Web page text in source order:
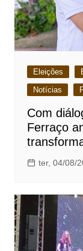
Eleições
Notícias
Com
Ferraço
ter, 04/08/